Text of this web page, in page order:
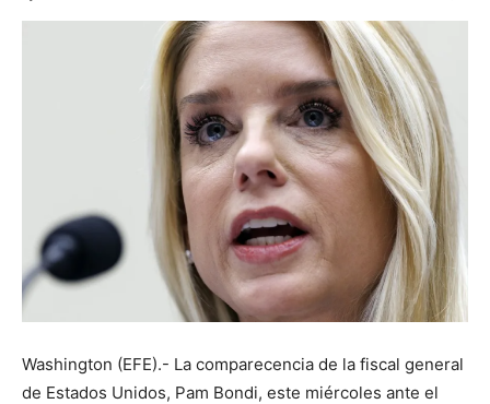
Washington (EFE).- La comparecencia de la fiscal general
de Estados Unidos, Pam Bondi, este miércoles ante el